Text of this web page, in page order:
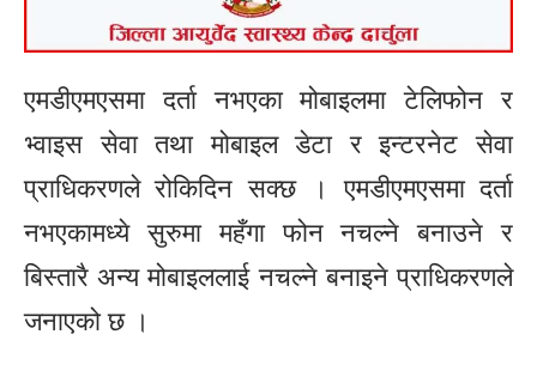
एमडीएमएसमा दर्ता नभएका मोबाइलमा टेलिफोन र
भ्वाइस सेवा तथा मोबाइल डेटा र इन्टरनेट सेवा
प्राधिकरणले रोकिदिन सक्छ । एमडीएमएसमा दर्ता
नभएकामध्ये सुरुमा महँगा फोन नचल्ने बनाउने र
बिस्तारै अन्य मोबाइललाई नचल्ने बनाइने प्राधिकरणले
जनाएको छ ।